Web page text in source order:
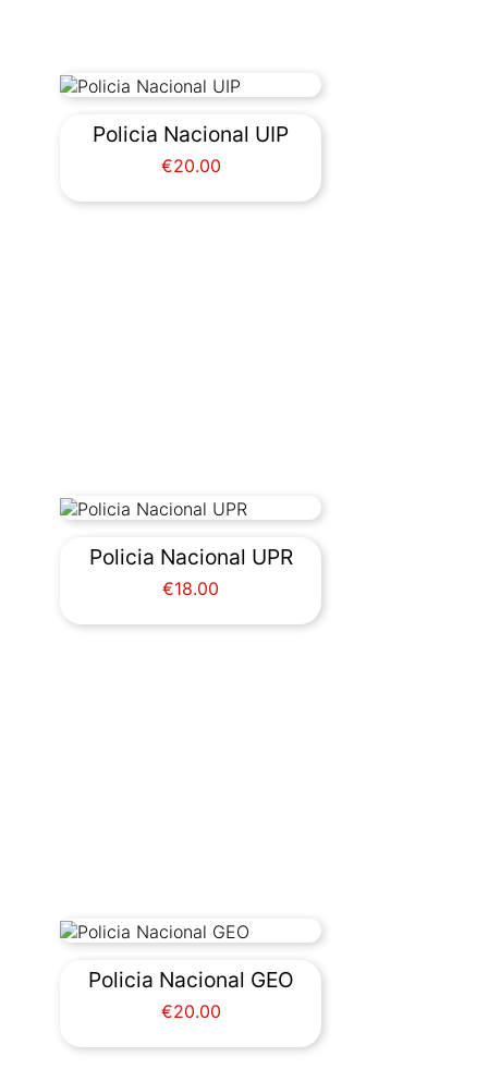
Policia Nacional UIP
Price
€20.00
Policia Nacional UPR
Price
€18.00
Policia Nacional GEO
Price
€20.00